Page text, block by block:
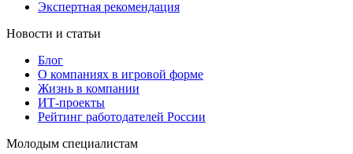
Экспертная рекомендация
Новости и статьи
Блог
О компаниях в игровой форме
Жизнь в компании
ИТ-проекты
Рейтинг работодателей России
Молодым специалистам